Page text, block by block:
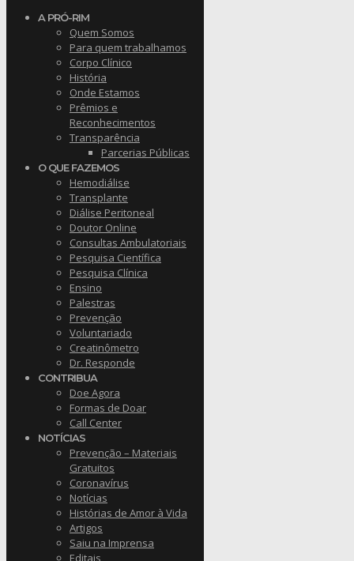
A PRÓ-RIM
Quem Somos
Para quem trabalhamos
Corpo Clínico
História
Onde Estamos
Prêmios e
Reconhecimentos
Transparência
Parcerias Públicas
O QUE FAZEMOS
Hemodiálise
Transplante
Diálise Peritoneal
Doutor Online
Consultas Ambulatoriais
Pesquisa Científica
Pesquisa Clínica
Ensino
Palestras
Prevenção
Voluntariado
Creatinômetro
Dr. Responde
CONTRIBUA
Doe Agora
Formas de Doar
Call Center
NOTÍCIAS
Prevenção – Materiais
Gratuitos
Coronavírus
Notícias
Histórias de Amor à Vida
Artigos
Saiu na Imprensa
Editais